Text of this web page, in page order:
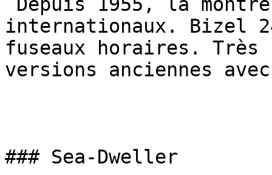
internationaux. Bizel
fuseaux horaires.
versions anciennes
### Sea-Dweller